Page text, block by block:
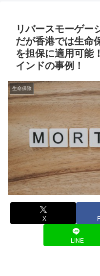
リバースモーゲー
だが香港では生命
を担保に適用可能
インドの事例！
生命保険
X
LINE